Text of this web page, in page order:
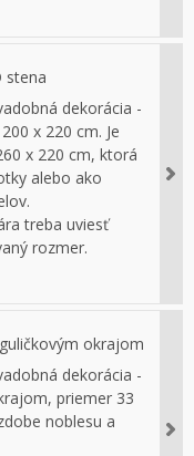
stena
dekorácia -
x 220 cm. Je
x 220 cm, ktorá
alebo ako
treba uviesť
rozmer.
okrajom
dekorácia -
priemer 33
noblesu a